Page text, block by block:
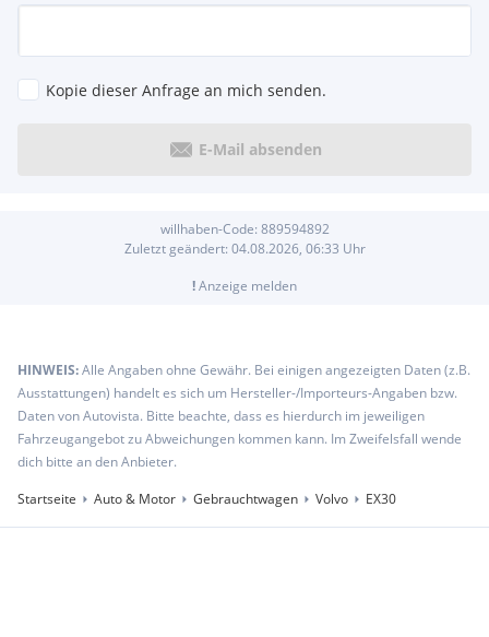
Kopie dieser Anfrage an mich senden.
E-Mail absenden
willhaben-Code: 889594892
Zuletzt geändert: 04.08.2026, 06:33 Uhr
!Anzeige melden
HINWEIS:Alle Angaben ohne Gewähr. Bei einigen angezeigten Daten (z.B.
Ausstattungen) handelt es sich um Hersteller-/Importeurs-Angaben bzw.
Daten von Autovista. Bitte beachte, dass es hierdurch im jeweiligen
Fahrzeugangebot zu Abweichungen kommen kann. Im Zweifelsfall wende
dich bitte an den Anbieter.
Startseite
Auto & Motor Gebrauchtwagen Volvo EX30